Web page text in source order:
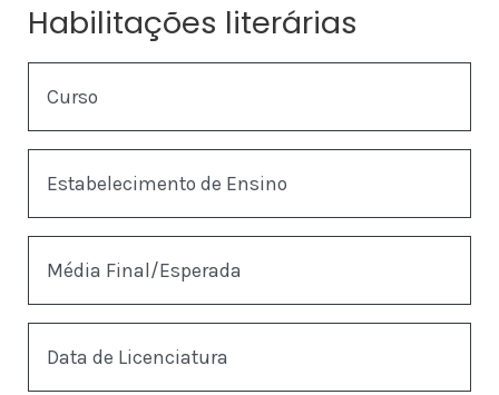
Habilitações literárias
Curso
Estabelecimento de Ensino
Média Final/Esperada
Data de Licenciatura